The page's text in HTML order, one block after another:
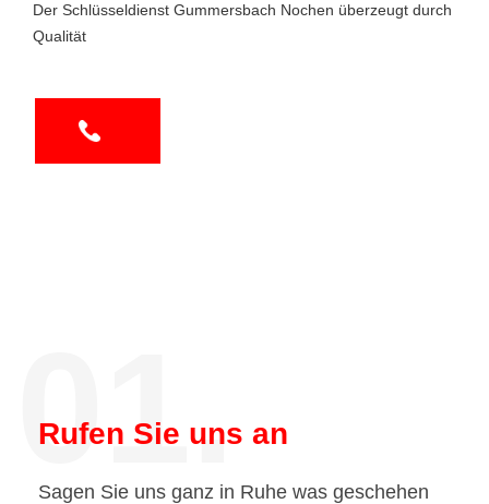
Der Schlüsseldienst Gummersbach Nochen überzeugt durch
Qualität
01.
Rufen Sie uns an
Sagen Sie uns ganz in Ruhe was geschehen